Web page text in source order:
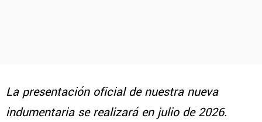
La presentación oficial de nuestra nueva
indumentaria se realizará en julio de 2026.